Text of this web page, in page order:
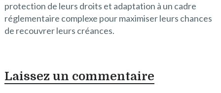
protection de leurs droits et adaptation à un cadre
réglementaire complexe pour maximiser leurs chances
de recouvrer leurs créances.
Laissez un commentaire